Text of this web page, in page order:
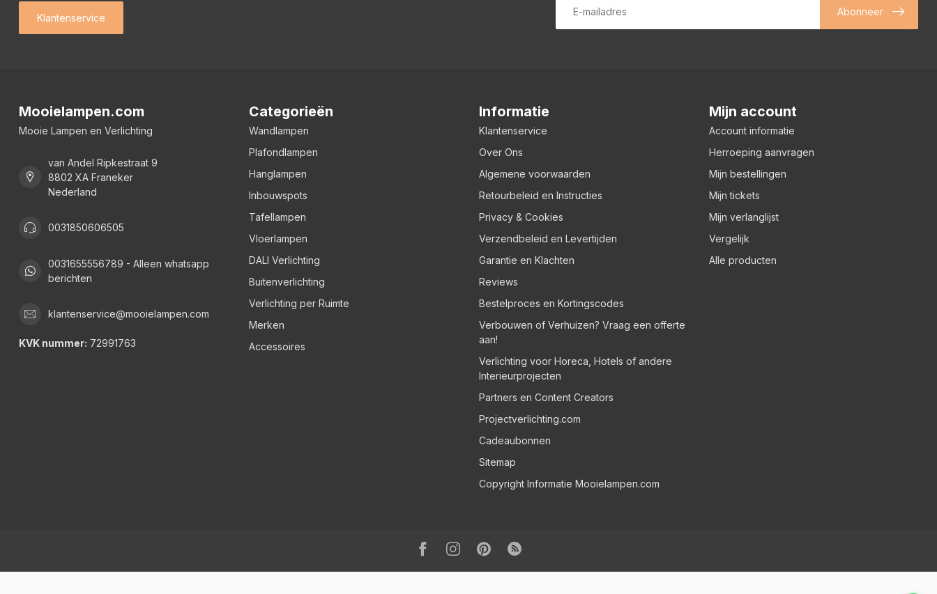
Klantenservice Abonneer
Mooielampen.com
Mooie Lampen en Verlichting
van Andel Ripkestraat 9
8802 XA Franeker
Nederland
0031850606505
0031655556789 - Alleen whatsapp
berichten
klantenservice@mooielampen.com
KVK nummer: 72991763
Categorieën
Wandlampen
Plafondlampen
Hanglampen
Inbouwspots
Tafellampen
Vloerlampen
DALI Verlichting
Buitenverlichting
Verlichting per Ruimte
Merken
Accessoires
Informatie
Klantenservice
Over Ons
Algemene voorwaarden
Retourbeleid en Instructies
Privacy & Cookies
Verzendbeleid en Levertijden
Garantie en Klachten
Reviews
Bestelproces en Kortingscodes
Verbouwen of Verhuizen? Vraag een offerte
aan!
Verlichting voor Horeca, Hotels of andere
Interieurprojecten
Partners en Content Creators
Projectverlichting.com
Cadeaubonnen
Sitemap
Copyright Informatie Mooielampen.com
Mijn account
Account informatie
Herroeping aanvragen
Mijn bestellingen
Mijn tickets
Mijn verlanglijst
Vergelijk
Alle producten